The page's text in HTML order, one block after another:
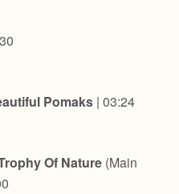
Pomaks | 03:24
Of Nature (Main